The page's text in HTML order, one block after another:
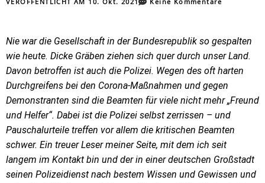
Nie war die Gesellschaft in der Bundesrepublik so gespalten
wie heute. Dicke Gräben ziehen sich quer durch unser Land.
Davon betroffen ist auch die Polizei. Wegen des oft harten
Durchgreifens bei den Corona-Maßnahmen und gegen
Demonstranten sind die Beamten für viele nicht mehr „Freund
und Helfer“. Dabei ist die Polizei selbst zerrissen – und
Pauschalurteile treffen vor allem die kritischen Beamten
schwer. Ein treuer Leser meiner Seite, mit dem ich seit
langem im Kontakt bin und der in einer deutschen Großstadt
seinen Polizeidienst nach bestem Wissen und Gewissen und